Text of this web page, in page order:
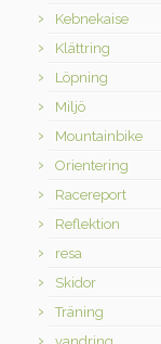
Kebnekaise
Klättring
Löpning
Miljö
Mountainbike
Orientering
Racereport
Reflektion
resa
Skidor
Träning